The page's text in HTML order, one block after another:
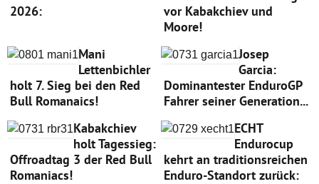
2026:
vor Kabakchiev und
Moore!
Mani
Lettenbichler
holt 7. Sieg bei den Red
Bull Romanaics!
Josep
Garcia:
Dominantester EnduroGP
Fahrer seiner Generation...
Kabakchiev
holt Tagessieg:
Offroadtag 3 der Red Bull
Romaniacs!
ECHT
Endurocup
kehrt an traditionsreichen
Enduro-Standort zurück: